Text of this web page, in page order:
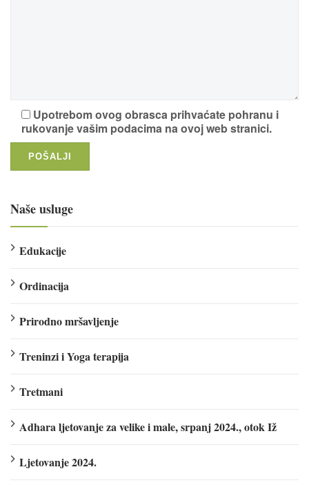
Upotrebom ovog obrasca prihvaćate pohranu i
rukovanje vašim podacima na ovoj web stranici.
Naše usluge
Edukacije
Ordinacija
Prirodno mršavljenje
Treninzi i Yoga terapija
Tretmani
Adhara ljetovanje za velike i male, srpanj 2024., otok Iž
Ljetovanje 2024.